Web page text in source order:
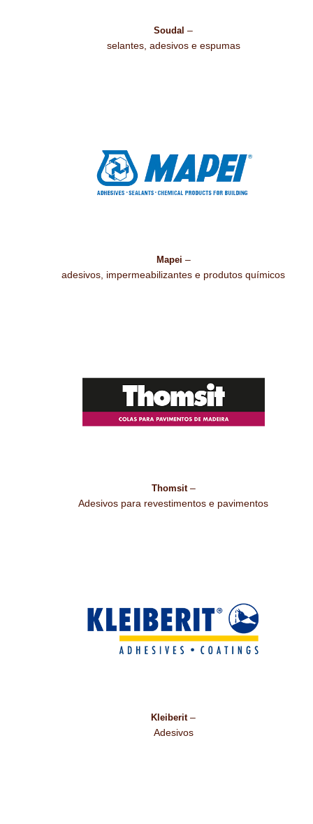
Soudal –
selantes, adesivos e espumas
Mapei –
adesivos, impermeabilizantes e produtos químicos
Thomsit–
Adesivos para revestimentos e pavimentos
Kleiberit–
Adesivos